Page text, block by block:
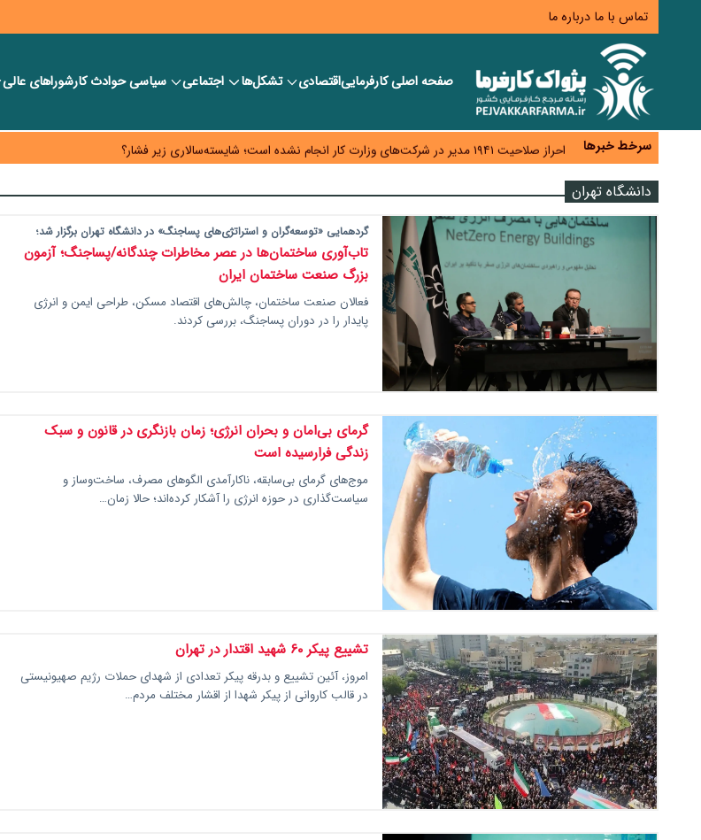
تماس با ما درباره ما
صفحه اصلیکارفرماییاقتصادی تشکل‌ها اجتماعی سیاسیحوادث کارشورا‎های عالی
سرخط خبرها
هشدار درباره کاهش عرضه مسکن اجاره‌ای؛ دولت واحدهای خود را وارد بازار کند
احراز صلاحیت ۱۹۴۱ مدیر در شرکت‌های وزارت کار انجام نشده است؛ شایسته‌سالاری زیر فشار؟
موبایل گران می‌شود؟ هزینه واردات ۱۰ برابر شد، ثبت سفارش همچنان متوقف است دانشگاه تهران
گردهمایی «توسعه‌گران و استراتژی‌های پساجنگ» در دانشگاه تهران برگزار شد؛
تاب‌آوری ساختمان‌ها در عصر مخاطرات چندگانه/پساجنگ؛ آزمون
بزرگ صنعت ساختمان ایران
فعالان صنعت ساختمان، چالش‌های اقتصاد مسکن، طراحی ایمن و انرژی
پایدار را در دوران پساجنگ، بررسی کردند.
گرمای بی‌امان و بحران انرژی؛ زمان بازنگری در قانون و سبک
زندگی فرارسیده است
موج‌های گرمای بی‌سابقه، ناکارآمدی الگوهای مصرف، ساخت‌وساز و
سیاست‌گذاری در حوزه انرژی را آشکار کرده‌اند؛ حالا زمان…
تشییع پیکر ۶۰ شهید اقتدار در تهران
امروز، آئین تشییع و بدرقه پیکر تعدادی از شهدای حملات رژیم صهیونیستی
در قالب کاروانی از پیکر شهدا از اقشار مختلف مردم…